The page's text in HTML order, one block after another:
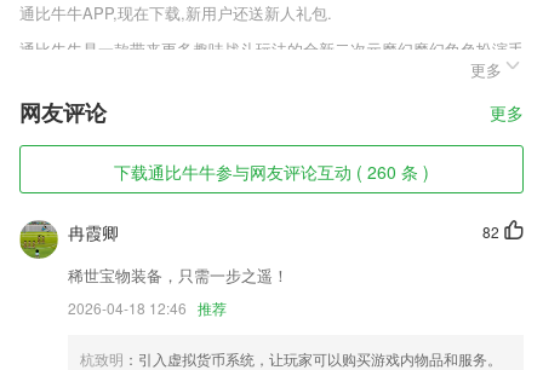
通比牛牛APP,现在下载,新用户还送新人礼包.
通比牛牛是一款带来更多趣味战斗玩法的全新二次元魔幻魔幻角色扮演手
机游戏，丰富的冒险模式等你来体验，不仅仅是战斗，游戏中还有着大量
休闲的玩法，带来全新的异世界玩法。大量的美少女NPC，既能打又能
撩，你可以在这里感受最为自由的玩法体验。
通比牛牛软件特色
1,多种难度和种类
2,智能修复清晰
3,实时翻译,为用户提供高效的专业语音识别工具
4,全面满足数字化校园需求，支持管、教、学、考、评全过程。
更多
网友评论 更多
下载通比牛牛参与网友评论互动 ( 260 条 )
82
冉霞卿
稀世宝物装备，只需一步之遥！
2026-04-18 12:46 推荐
杭致明 ：引入虚拟货币系统，让玩家可以购买游戏内物品和服务。